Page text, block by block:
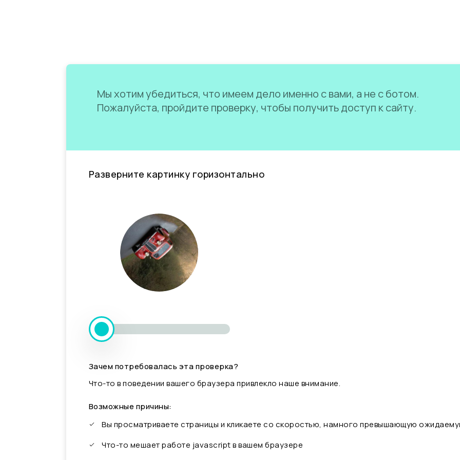
Мы хотим убедиться, что имеем дело именно с вами, а не с ботом.
Пожалуйста, пройдите проверку, чтобы получить доступ к сайту.
Разверните картинку горизонтально
Зачем потребовалась эта проверка?
Что-то в поведении вашего браузера привлекло наше внимание.
Возможные причины:
Вы просматриваете страницы и кликаете со скоростью, намного превышающую
Что-то мешает работе javascript в вашем браузере